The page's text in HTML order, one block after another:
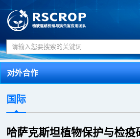
对外合作
国际
哈萨克斯坦植物保护与检疫